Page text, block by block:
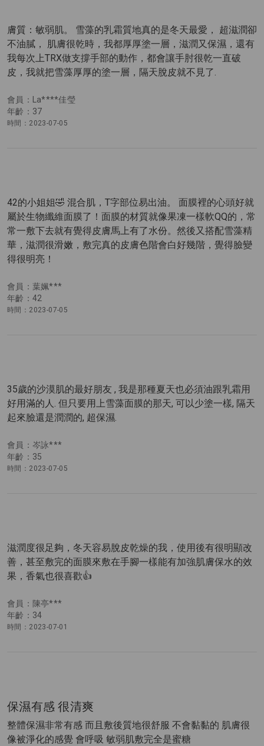
會員：La****佳瑩
年齡：37
時間：2023-07-05
膚質：敏弱肌。 雪藻的乳霜質地真的是冬天最愛， 超滋潤卻
不油膩， 肌膚很乾時，我都厚厚塗一層，滋潤又保濕，還有
我每次上TRX做支撐手部的動作，都會讓手肘很乾一直破
皮，我就把雪藻厚厚的塗一層，隔天脫皮就不見了.
會員：葉姵***
年齡：42
時間：2023-07-05
42的小姐姐🤣 混合肌，T字部位易出油。 面膜裡的心頭好就
屬於生物纖維面膜了！面膜的材質就像果凍一樣軟QQ的，常
常一敷下去就有覺得皮膚馬上有了水份。然後又搭配雪藻精
華，滋潤很滑嫩，敷完真的皮膚色階會白好幾階，覺得臉變
得很明亮！
會員：岑詠***
年齡：35
時間：2023-07-05
35歲的沙漠肌的最好朋友 , 我是那種夏天也必須油跟乳霜用
好用滿的人. 但只要用上雪藻面膜的那天, 可以少塗一樣, 隔天
起來臉還是潤潤的, 超保濕.
會員：陳亭***
年齡：34
時間：2023-07-01
滋潤度很足夠，冬天容易脫皮乾燥的我，使用後有很明顯改
善，甚至敷完的面膜來敷在手腳一樣能有加強肌膚保水的效
果，香氣也很喜歡👍
保濕有感 很清爽
整體保濕非常有感 而且敷後質地很舒服 不會黏黏的 肌膚很
像被淨化的感覺 會呼吸 敏弱肌敷完全是蜜糖